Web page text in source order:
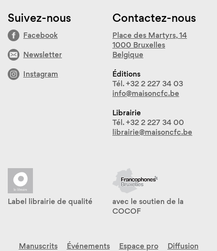
Suivez-nous
Facebook
Newsletter
Instagram
Contactez-nous
Place des Martyrs, 14
1000 Bruxelles
Belgique
Éditions
Tél. +32 2 227 34 03
info@maisoncfc.be
Librairie
Tél. +32 2 227 34 00
librairie@maisoncfc.be
Label librairie de qualité
avec le soutien de la
COCOF
Manuscrits Événements Espace pro Diffusion